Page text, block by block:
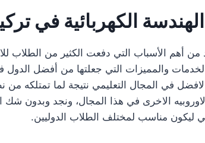
الكهربائية في
من أهم الأسباب التي دفعت الكثير من الطلاب
الخدمات والمميزات التي جعلتها من أفضل الدول
في المجال التعليمي نتيجة لما تمتلكه من
الاخرى في هذا المجال، ونجد وبدون شك
ليكون مناسب لمختلف الطلاب الدوليين.